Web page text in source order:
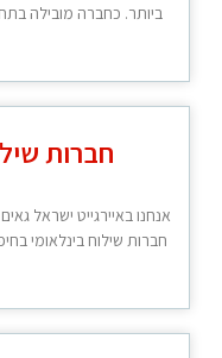
ביותר. כחברה מובילה
חברות
אנחנו באיירגייט ישראל
חברות שילוח בינלאומי